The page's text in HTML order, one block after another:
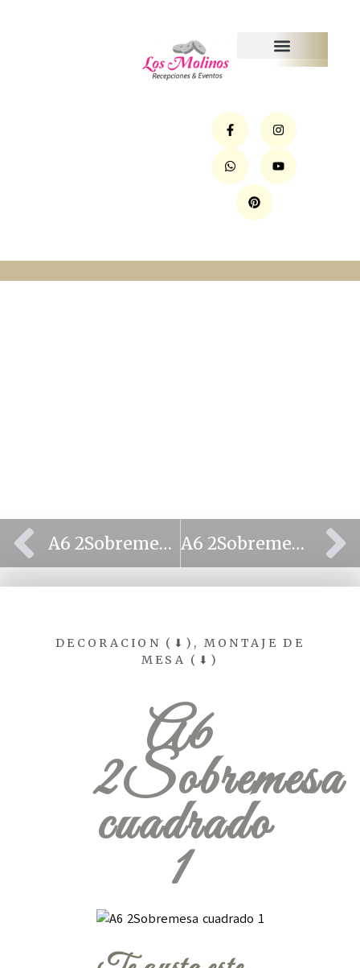
A6 2Sobremesa circular A6 2Sobremesa cuadrado 2
DECORACION (⬇) , MONTAJE DE
MESA (⬇)
A6
2Sobremesa
cuadrado
1